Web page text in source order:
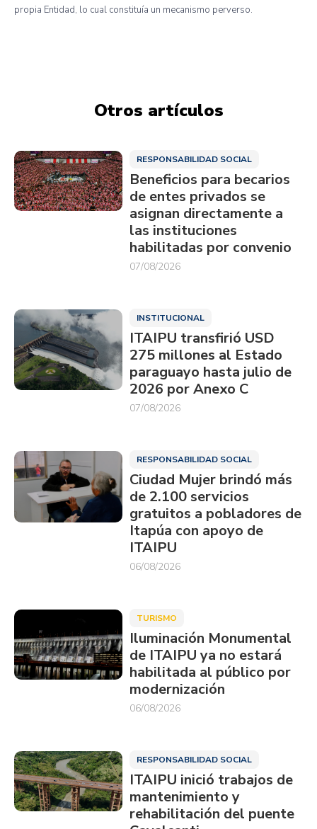
propia Entidad, lo cual constituía un mecanismo perverso.
Otros artículos
RESPONSABILIDAD SOCIAL
Beneficios para becarios
de entes privados se
asignan directamente a
las instituciones
habilitadas por convenio
07/08/2026
INSTITUCIONAL
ITAIPU transfirió USD
275 millones al Estado
paraguayo hasta julio de
2026 por Anexo C
07/08/2026
RESPONSABILIDAD SOCIAL
Ciudad Mujer brindó más
de 2.100 servicios
gratuitos a pobladores de
Itapúa con apoyo de
ITAIPU
06/08/2026
TURISMO
Iluminación Monumental
de ITAIPU ya no estará
habilitada al público por
modernización
06/08/2026
RESPONSABILIDAD SOCIAL
ITAIPU inició trabajos de
mantenimiento y
rehabilitación del puente